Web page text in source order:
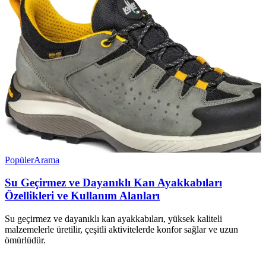
PopülerArama
Su Geçirmez ve Dayanıklı Kan Ayakkabıları
Özellikleri ve Kullanım Alanları
Su geçirmez ve dayanıklı kan ayakkabıları, yüksek kaliteli
malzemelerle üretilir, çeşitli aktivitelerde konfor sağlar ve uzun
ömürlüdür.